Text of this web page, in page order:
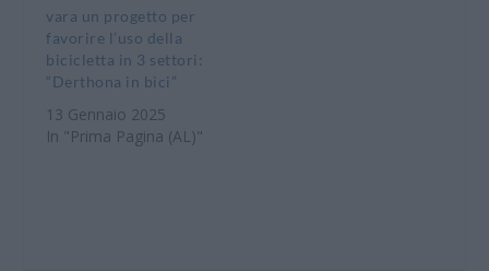
vara un progetto per
favorire l’uso della
bicicletta in 3 settori:
“Derthona in bici”
13 Gennaio 2025
In "Prima Pagina (AL)"